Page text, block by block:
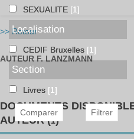
>> Retour
AUTEUR F. LANZMANN
DOCUMENTS
AUTEUR (1)
SEXUALITE [1]
Localisation
CEDIF Bruxelles [1]
Section
Livres [1]